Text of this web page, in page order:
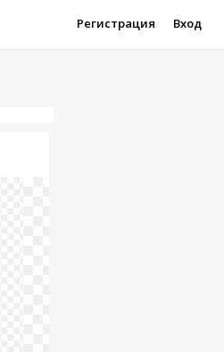
Регистрация Вход